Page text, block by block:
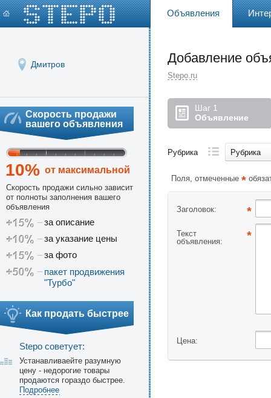
Объявления
Дмитров
Скорость продажи
вашего объявления
10% от максимальной
Скорость продажи сильно зависит
от полноты заполнения вашего
объявления
+15% –за описание
+10% –за указание цены
+15% –за фото
+50% – пакет продвижения
"Турбо"
Как продать быстрее
Stepo советует:
Устанавливаейте разумную
цену - недорогие товары
продаются гораздо быстрее.
Подробнее
Добавление
Stepo.ru
Шаг 1
Объявление
Рубрика Рубрика
Поля, отмеченные *
Заголовок: *
Текст
объявления:
*
Цена: